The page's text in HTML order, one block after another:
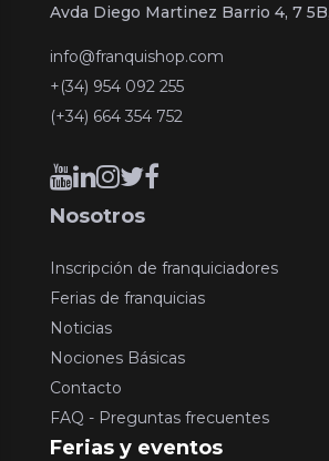
Avda Diego Martinez Barrio 4, 7
info@franquishop.com
+(34) 954 092 255
(+34) 664 354 752
Nosotros
Inscripción de franquiciadores
Ferias de franquicias
Noticias
Nociones Básicas
Contacto
FAQ - Preguntas frecuentes
Ferias y eventos